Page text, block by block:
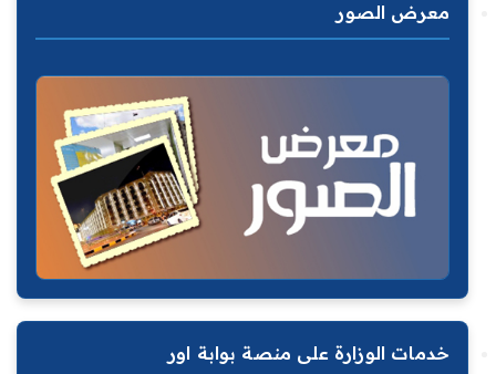
معرض الصور
خدمات الوزارة على منصة بوابة اور